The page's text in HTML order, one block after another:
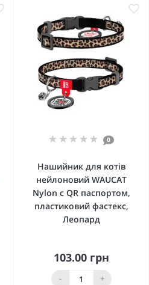
0
Нашийник для котів
нейлоновий WAUCAT
Nylon c QR паспортом,
пластиковий фастекс,
Леопард
103.00 грн
- +